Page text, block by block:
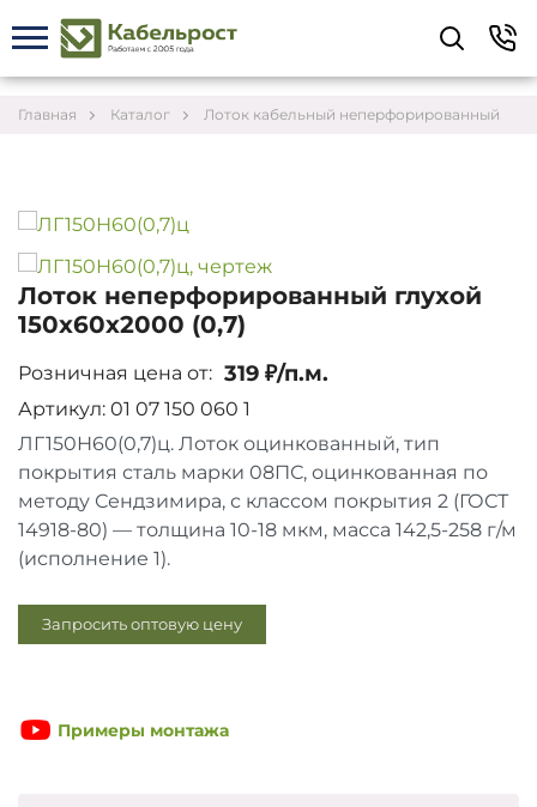
Главная Каталог Лоток кабельный неперфорированный
Лоток неперфорированный глухой
150х60х2000 (0,7)
Розничная цена от: 319 ₽/п.м.
Артикул: 01 07 150 060 1
ЛГ150Н60(0,7)ц. Лоток оцинкованный, тип
покрытия сталь марки 08ПС, оцинкованная по
методу Сендзимира, с классом покрытия 2 (ГОСТ
14918-80) — толщина 10-18 мкм, масса 142,5-258 г/м
(исполнение 1).
Запросить оптовую цену
Примеры монтажа
Укажите контакты для связи и требования к
заказу – предложим лучшие варианты по цене,
согласуем сроки и подберём доставку.
Соглашаюсь на обработку персональных данных